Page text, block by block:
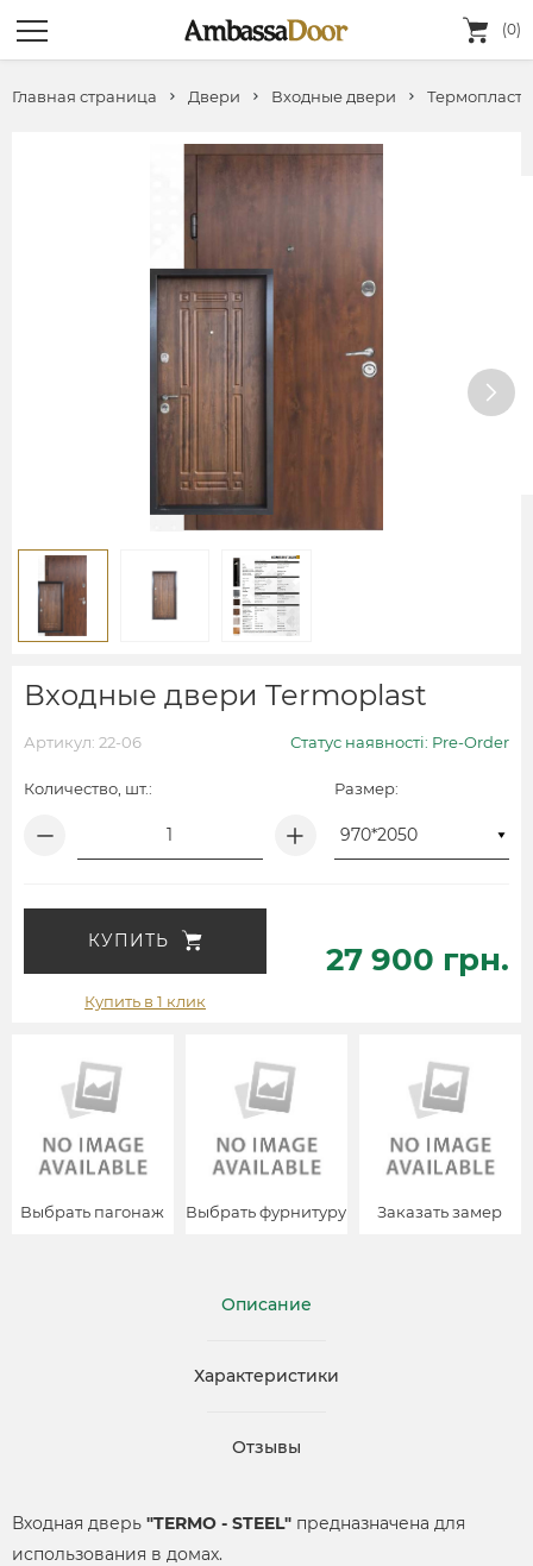
(0)
Главная страница Двери Входные двери Термопласт
Входные двери Termoplast
Артикул: 22-06 Статус наявності: Pre-Order
Количество, шт.: Размер:
КУПИТЬ
Купить в 1 клик
27 900 грн.
Выбрать пагонаж Выбрать фурнитуру Заказать замер
Описание
Характеристики
Отзывы
Входная дверь "TERMO - STEEL" предназначена для
использования в домах.